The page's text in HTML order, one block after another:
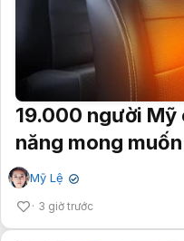
19.000 người Mỹ
năng mong
Mỹ Lệ ✔
3 giờ trước